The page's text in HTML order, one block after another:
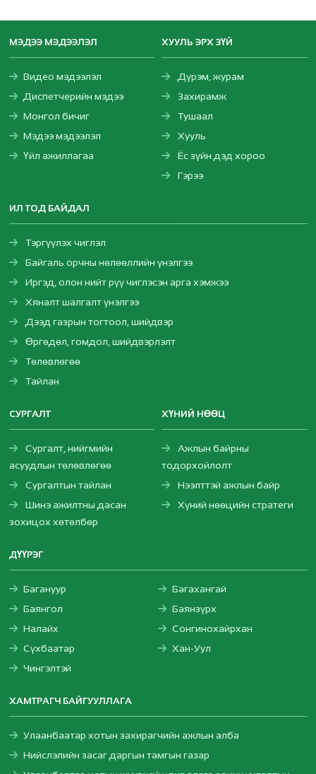
МЭДЭЭ МЭДЭЭЛЭЛ
Видео мэдээлэл
Диспетчерийн мэдээ
Монгол бичиг
Мэдээ мэдээлэл
Үйл ажиллагаа
ХУУЛЬ ЭРХ ЗҮЙ
Дүрэм, журам
Захирамж
Тушаал
Хууль
Ёс зүйн дэд хороо
Гэрээ
ИЛ ТОД БАЙДАЛ
Тэргүүлэх чиглэл
Байгаль орчны нөлөөллийн үнэлгээ
Иргэд, олон нийт рүү чиглэсэн арга хэмжээ
Хяналт шалгалт үнэлгээ
Дээд газрын тогтоол, шийдвэр
Өргөдөл, гомдол, шийдвэрлэлт
Төлөвлөгөө
Тайлан
СУРГАЛТ
Сургалт, нийгмийн
асуудлын төлөвлөгөө
Сургалтын тайлан
Шинэ ажилтны дасан
зохицох хөтөлбөр
ХҮНИЙ НӨӨЦ
Ажлын байрны
тодорхойлолт
Нээлттэй ажлын байр
Хүний нөөцийн стратеги
ДҮҮРЭГ
Багануур
Багахангай
Баянгол
Баянзүрх
Налайх
Сонгинохайрхан
Сүхбаатар
Хан-Уул
Чингэлтэй
ХАМТРАГЧ БАЙГУУЛЛАГА
Улаанбаатар хотын захирагчийн ажлын алба
Нийслэлийн засаг даргын тамгын газар